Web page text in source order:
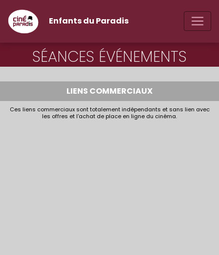
Enfants du Paradis
SÉANCES ÉVÉNEMENTS
LIENS COMMERCIAUX
Ces liens commerciaux sont totalement indépendants et sans lien avec
les offres et l'achat de place en ligne du cinéma.